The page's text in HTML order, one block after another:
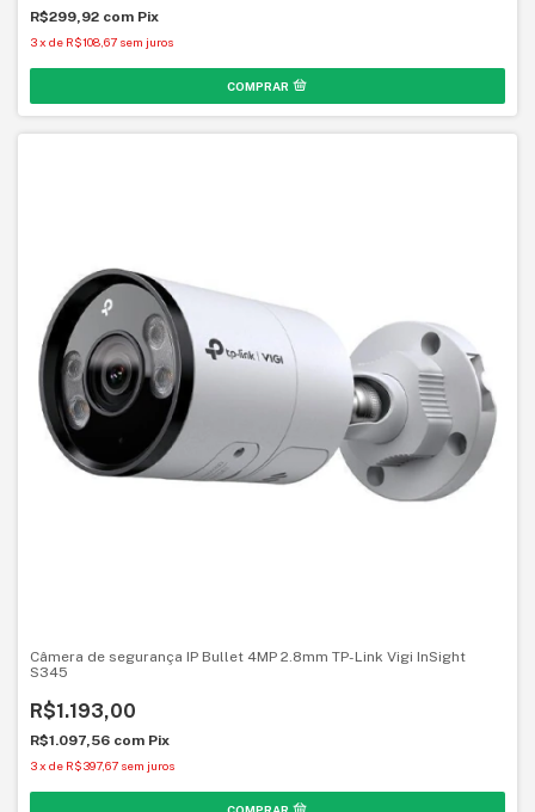
R$299,92 com Pix
3x de R$108,67 sem juros
Câmera de segurança IP Bullet 4MP 2.8mm TP-Link Vigi InSight
S345
R$1.193,00
R$1.097,56 com Pix
3x de R$397,67 sem juros